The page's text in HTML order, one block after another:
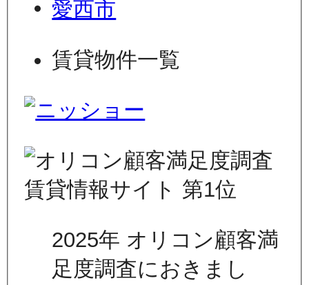
愛西市
賃貸物件一覧
2025年 オリコン顧客満
足度調査におきまし